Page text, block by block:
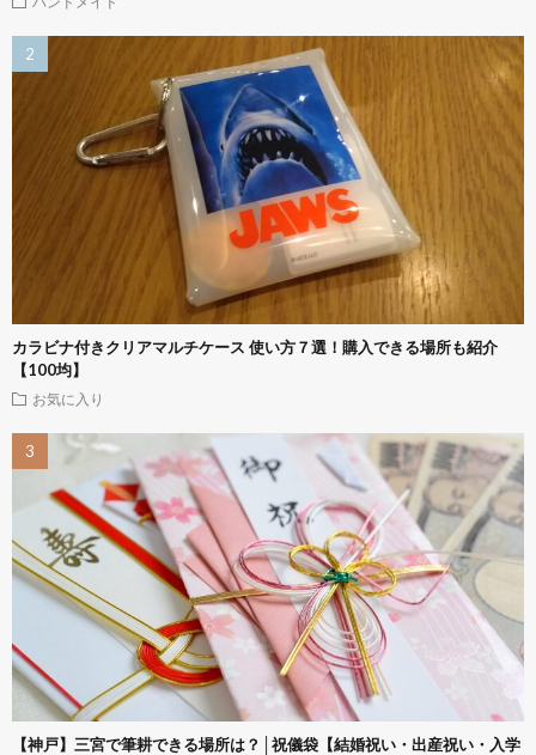
カラビナ付きクリアマルチケース 使い方７選！購入できる場所も紹介
【100均】
お気に入り
【神戸】三宮で筆耕できる場所は？│祝儀袋【結婚祝い・出産祝い・入学